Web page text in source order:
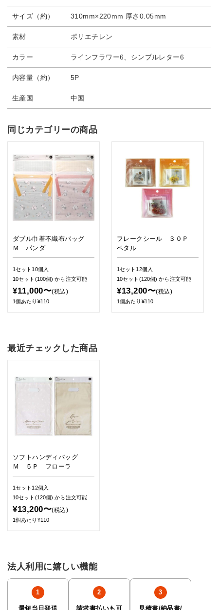
サイズ（約） 310mm×220mm 厚さ0.05mm
素材 ポリエチレン
カラー ラインフラワー6、シンプルレター6
内容量（約） 5P
生産国 中国
同じカテゴリーの商品
ダブル巾着不織布バッグ
Ｍ パンダ
1セット10個入
10セット(100個)から注文可能
¥11,000〜(税込)
1個あたり¥110
フレークシール ３０Ｐ
ペタル
1セット12個入
10セット(120個)から注文可能
¥13,200〜(税込)
1個あたり¥110
最近チェックした商品
ソフトハンディバッグ
Ｍ ５Ｐ フローラ
1セット12個入
10セット(120個)から注文可能
¥13,200〜(税込)
1個あたり¥110
法人利用に嬉しい機能
最短当日発送 請求書払いも可 見積書/納品書/